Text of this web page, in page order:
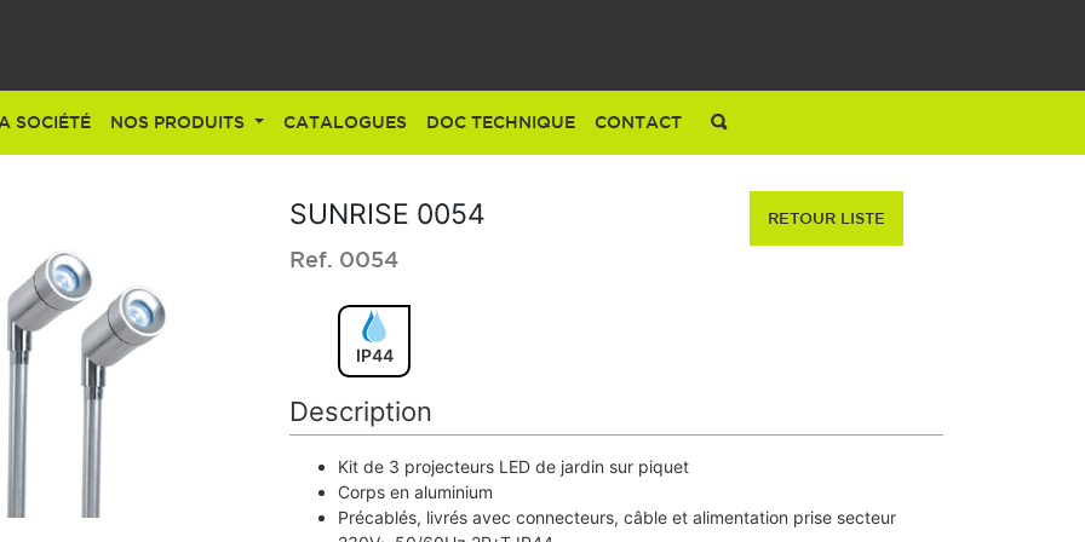
SOCIÉTÉ NOS PRODUITS CATALOGUES DOC TECHNIQUE CONTACT
SUNRISE 0054
Ref. 0054
RETOUR LISTE
IP44
Description
Kit de 3 projecteurs LED de jardin sur piquet
Corps en aluminium
Précablés, livrés avec connecteurs, câble et alimentation prise secteur